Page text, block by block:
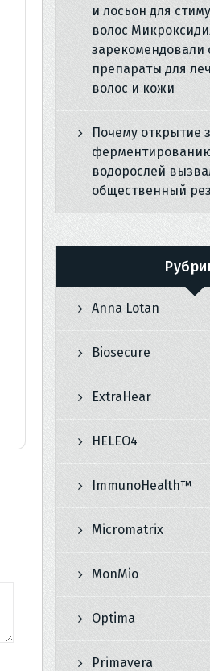
и лосьон для
волос
зарекомендовали
препараты для
волос и кожи
Почему открытие
водорослей
общественный
Anna Lotan
Biosecure
ExtraHear
HELEO4
ImmunoHealth™
Micromatrix
MonMio
Optima
Primavera